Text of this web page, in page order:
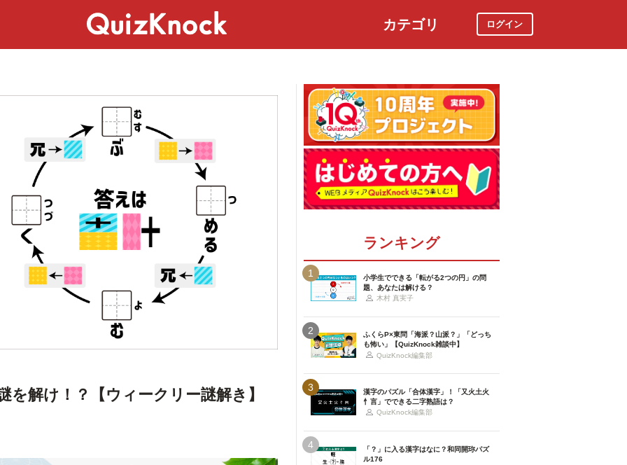
カテゴリ ログイン
を解け！？【ウィークリー謎解き】
ランキング
1
小学生でできる「転がる2つの円」の問
題、あなたは解ける？
木村 真実子
2
ふくらP×東問「海派？山派？」「どっち
も怖い」【QuizKnock雑談中】
QuizKnock編集部
3
漢字のパズル「合体漢字」！「又火土火
忄言」でできる二字熟語は？
QuizKnock編集部
4
「？」に入る漢字はなに？和同開珎パズ
ル176